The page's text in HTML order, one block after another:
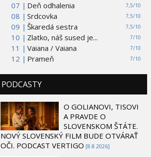
07 |
7,5/10
Deň odhalenia
08 |
7,5/10
Srdcovka
09 |
7,5/10
Škaredá sestra
10 |
7/10
Zlatko, náš sused je...
11 |
7/10
Vaiana / Vaiana
12 |
7/10
Prameň
PODCASTY
O GOLIANOVI, TISOVI
A PRAVDE O
SLOVENSKOM ŠTÁTE.
NOVÝ SLOVENSKÝ FILM BUDE OTVÁRAŤ
OČI. PODCAST VERTIGO [8.8 2026]